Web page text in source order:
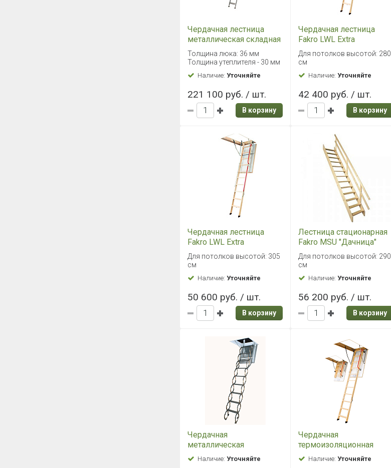
Чердачная лестница
металлическая складная
Fakro LML 92х130/305
Толщина люка: 36 мм
Толщина утеплителя - 30 мм
Наличие: Уточняйте
221 100 руб. / шт.
В корзину
Чердачная лестница
Fakro LWL Extra
60х120/280
Для потолков высотой: 280
см
Наличие:Уточняйте
42 400 руб. / шт.
В корзину
Чердачная лестница
Fakro LWL Extra
70х130/305
Для потолков высотой: 305
см
Наличие: Уточняйте
50 600 руб. / шт.
В корзину
Лестница стационарная
Fakro MSU "Дачница"
Для потолков высотой: 290
см
Наличие:Уточняйте
56 200 руб. / шт.
В корзину
Чердачная
металлическая
огнестойкая лестница
Наличие: Уточняйте
Чердачная
термоизоляционная
складная лестница Fakro
Наличие:Уточняйте